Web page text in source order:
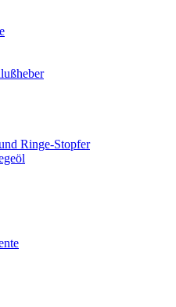
Ringe-Stopfer